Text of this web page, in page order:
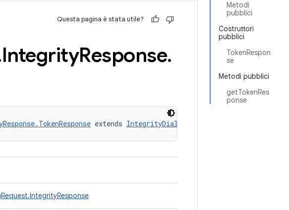
Metodi
pubblici
Costruttori
pubblici
TokenRespon
se
Metodi pubblici
getTokenRes
ponse
Questa pagina è stata utile?
IntegrityResponse.
extends IntegrityDialogRequest.IntegrityResponse